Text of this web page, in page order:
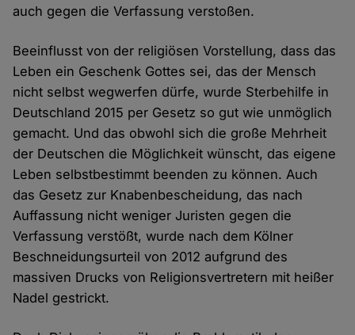
auch gegen die Verfassung verstoßen.
Beeinflusst von der religiösen Vorstellung, dass das
Leben ein Geschenk Gottes sei, das der Mensch
nicht selbst wegwerfen dürfe, wurde Sterbehilfe in
Deutschland 2015 per Gesetz so gut wie unmöglich
gemacht. Und das obwohl sich die große Mehrheit
der Deutschen die Möglichkeit wünscht, das eigene
Leben selbstbestimmt beenden zu können. Auch
das Gesetz zur Knabenbescheidung, das nach
Auffassung nicht weniger Juristen gegen die
Verfassung verstößt, wurde nach dem Kölner
Beschneidungsurteil von 2012 aufgrund des
massiven Drucks von Religionsvertretern mit heißer
Nadel gestrickt.